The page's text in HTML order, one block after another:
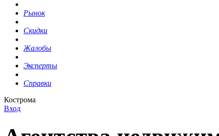
Рынок
Скидки
Жалобы
Эксперты
Справки
Кострома
Вход